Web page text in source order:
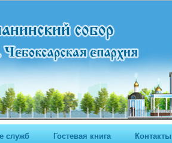
служб Гостевая книга Контакты